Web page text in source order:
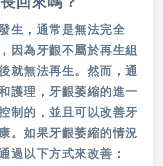
生，通常是無法完全
因為牙齦不屬於再生組
就無法再生。然而，通
護理，牙齦萎縮的進一
制的，並且可以改善牙
。如果牙齦萎縮的情況
過以下方式來改善：